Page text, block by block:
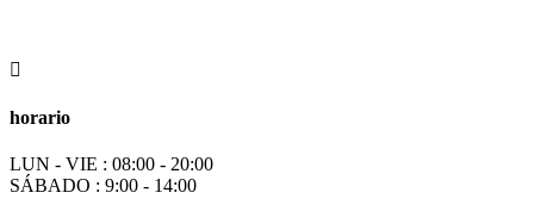
horario
LUN - VIE : 08:00 - 20:00
SÁBADO : 9:00 - 14:00